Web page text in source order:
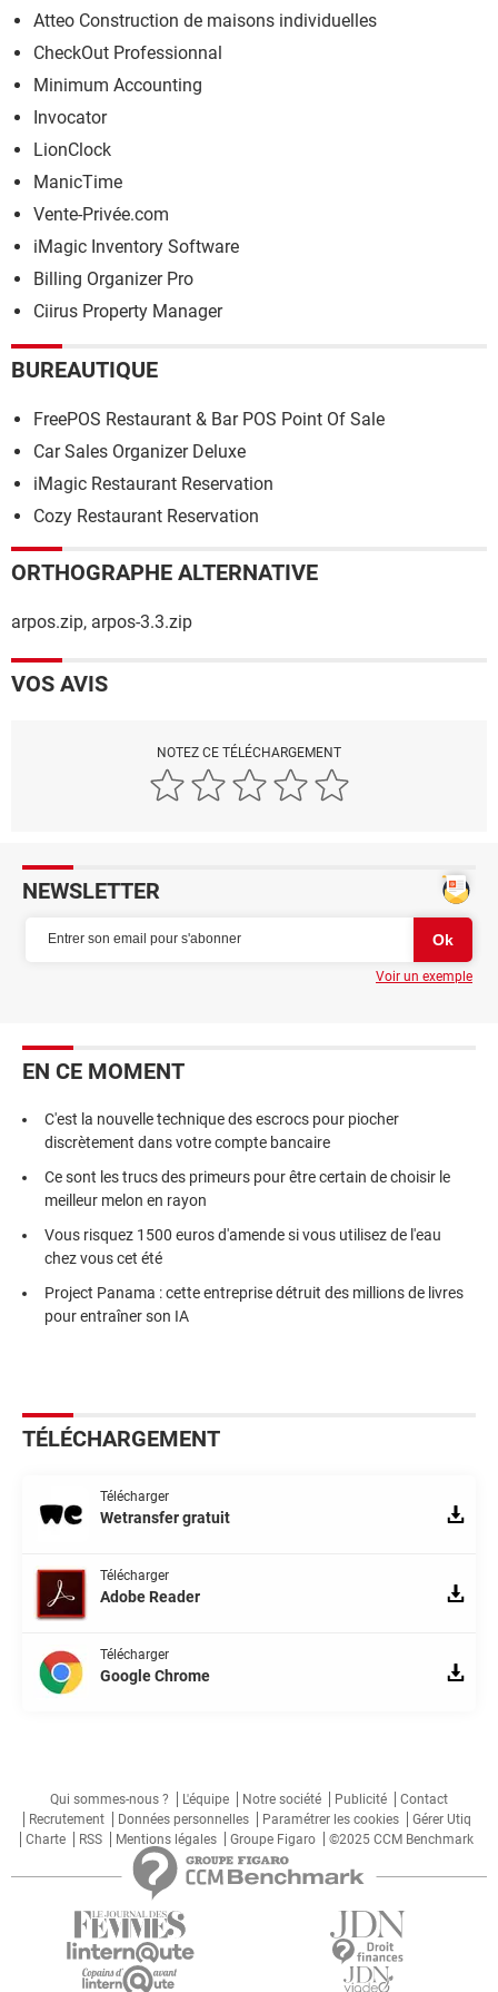
Atteo Construction de maisons individuelles
CheckOut Professionnal
Minimum Accounting
Invocator
LionClock
ManicTime
Vente-Privée.com
iMagic Inventory Software
Billing Organizer Pro
Ciirus Property Manager
BUREAUTIQUE
FreePOS Restaurant & Bar POS Point Of Sale
Car Sales Organizer Deluxe
iMagic Restaurant Reservation
Cozy Restaurant Reservation
ORTHOGRAPHE ALTERNATIVE
arpos.zip, arpos-3.3.zip
VOS AVIS
NOTEZ CE TÉLÉCHARGEMENT
NEWSLETTER
Voir un exemple
EN CE MOMENT
C'est la nouvelle technique des escrocs pour piocher
discrètement dans votre compte bancaire
Ce sont les trucs des primeurs pour être certain de choisir le
meilleur melon en rayon
Vous risquez 1500 euros d'amende si vous utilisez de l'eau
chez vous cet été
Project Panama : cette entreprise détruit des millions de livres
pour entraîner son IA
TÉLÉCHARGEMENT
Télécharger
Wetransfer gratuit
Télécharger
Adobe Reader
Télécharger
Google Chrome
Qui sommes-nous ? L'équipe Notre société Publicité
Contact
Recrutement
Données personnelles Paramétrer les cookies
Gérer Utiq
Charte
RSS Mentions légales Groupe Figaro ©2025 CCM Benchmark